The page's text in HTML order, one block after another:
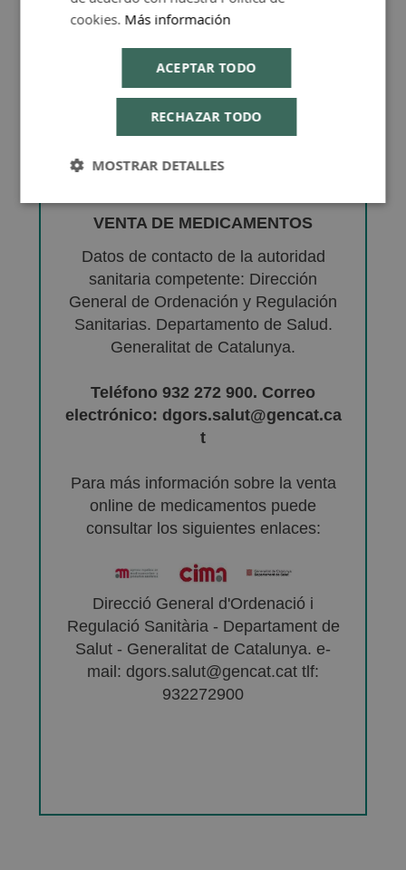
VENTA DE MEDICAMENTOS
Datos de contacto de la autoridad
sanitaria competente: Dirección
General de Ordenación y Regulación
Sanitarias. Departamento de Salud.
Generalitat de Catalunya.
Teléfono 932 272 900. Correo
electrónico: dgors.salut@gencat.ca
t
Para más información sobre la venta
online de medicamentos puede
consultar los siguientes enlaces:
Direcció General d'Ordenació i
Regulació Sanitària - Departament de
Salut - Generalitat de Catalunya. e-
mail: dgors.salut@gencat.cat tlf:
932272900
cookies. Más información
ACEPTAR TODO
RECHAZAR TODO
MOSTRAR DETALLES